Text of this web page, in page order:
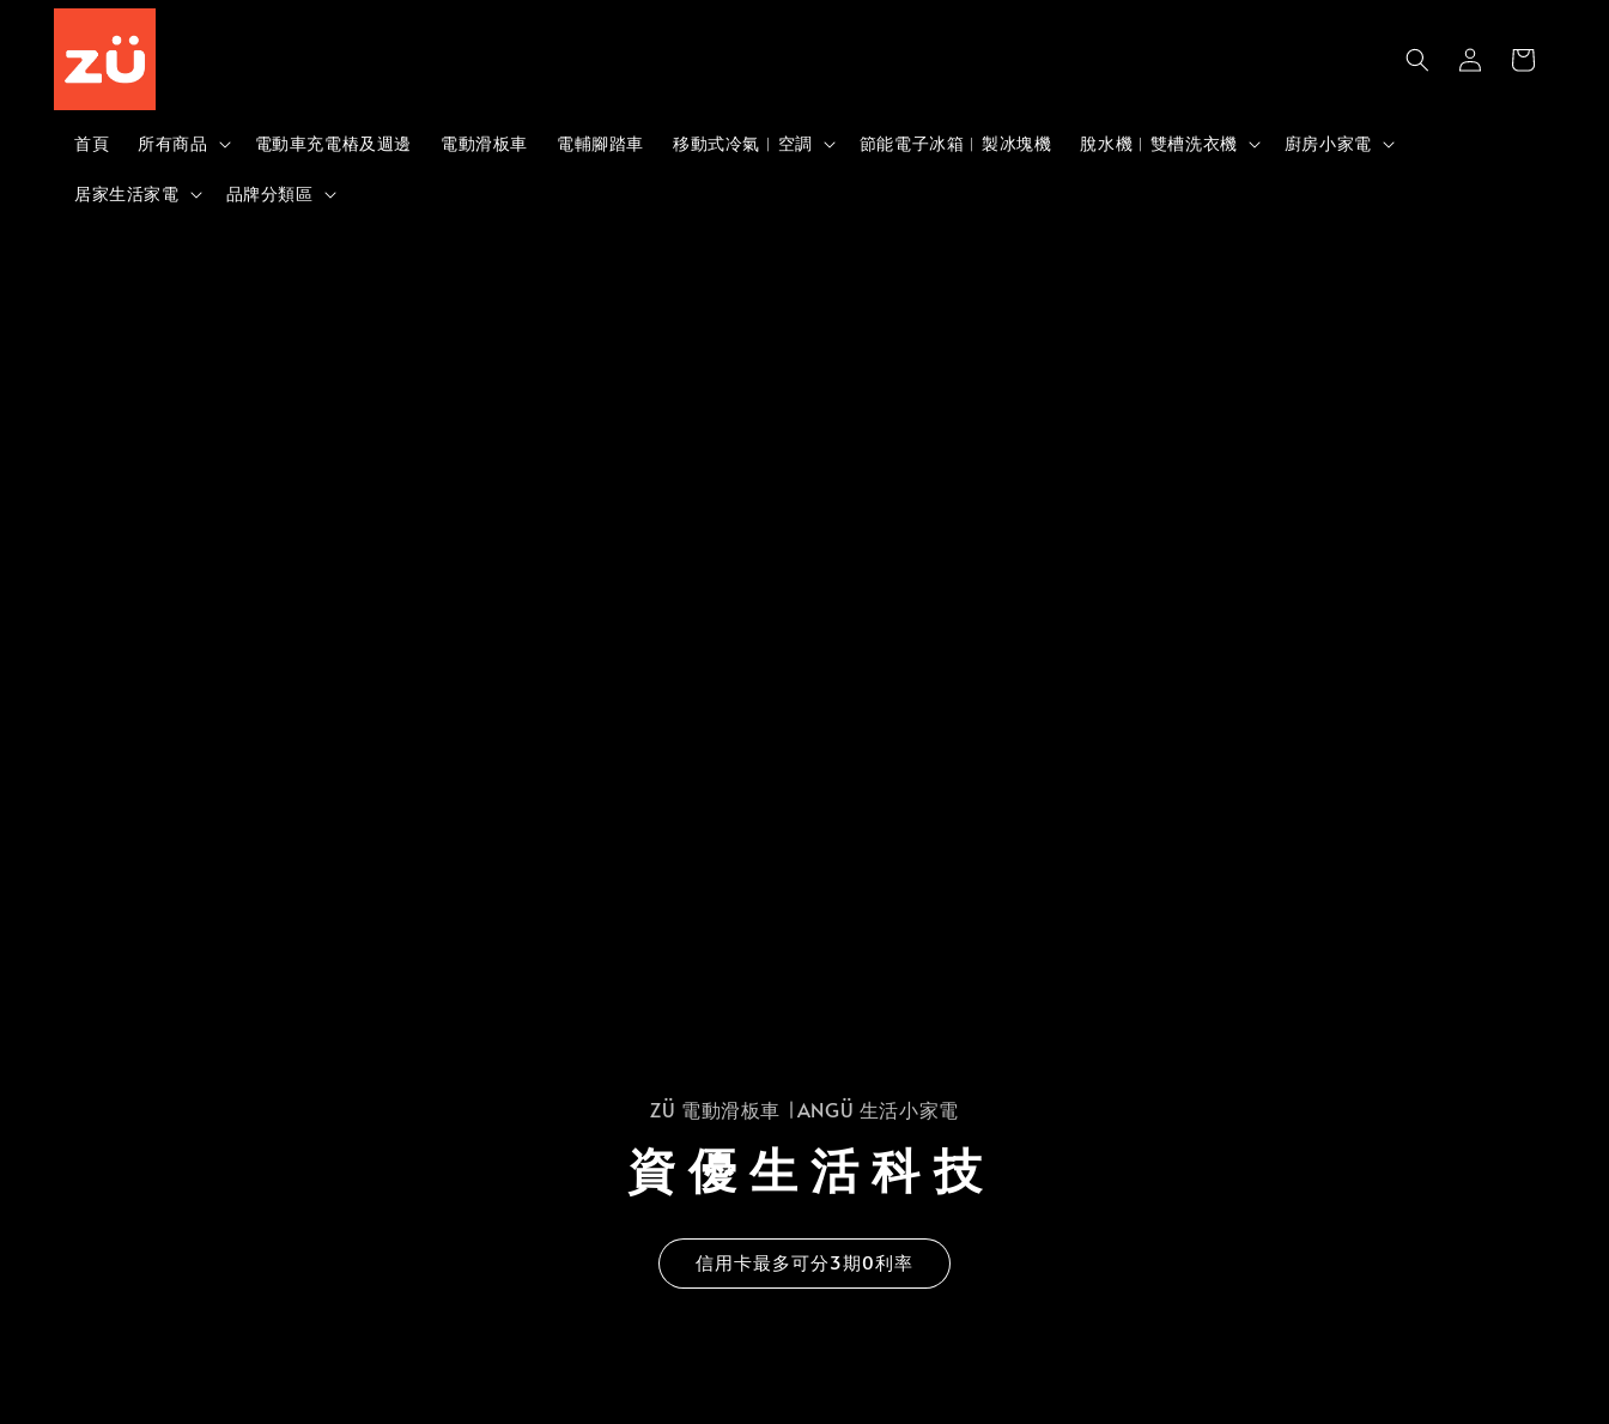
首頁 所有商品 電動車充電樁及週邊 電動滑板車 電輔腳踏車 移動式冷氣︱空調 節能電子冰箱︱製冰塊機 脫水機︱雙槽洗衣機 廚房小家電
居家生活家電 品牌分類區
ZÜ 電動滑板車 ∣ ANGÜ 生活小家電
資 優 生 活 科 技
信用卡最多可分3期0利率